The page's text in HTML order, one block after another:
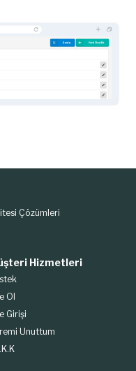
Çözümleri
Hizmetleri
Ol
Girişi
Unuttum